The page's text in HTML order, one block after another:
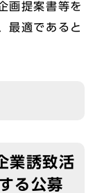
画提案書等を
最適であると
業誘致活
る公募